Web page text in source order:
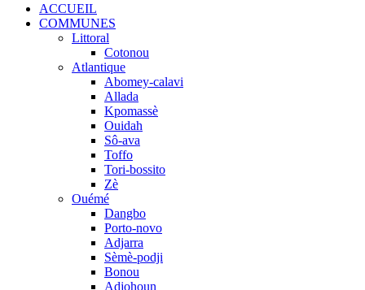
ACCUEIL
COMMUNES
Littoral
Cotonou
Atlantique
Abomey-calavi
Allada
Kpomassè
Ouidah
Sô-ava
Toffo
Tori-bossito
Zè
Ouémé
Dangbo
Porto-novo
Adjarra
Sèmè-podji
Bonou
Adjohoun